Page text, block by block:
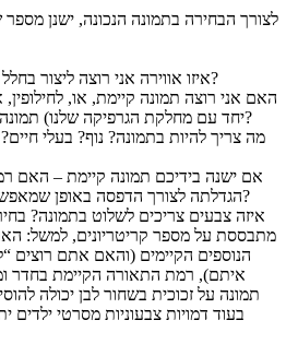
לצורך הבחירה בתמונה הנכונה, ישנן
איזו אווירה אני רוצה ליצור בחלל בו תמצא הזכוכית המודפסת?
האם אני רוצה תמונה קיימת, או, לחילופין,
יחד עם מחלקת הגרפיקה שלנו) תמונה/דוגמת הדפסה משל עצמכם?
מה צריך להיות בתמונה? נוף? בעלי
אם ישנה בידיכם תמונה קיימת – האם
הגדלתה לצורך הדפסה באופן שמאפשר קבלת תוצאה חדה מספיק?
איזה צבעים צריכים לשלוט בתמונה?
מתבססת על מספר קריטריונים, למשל:
הנוספים הקיימים (והאם אתם רוצים
איתם), רמת התאורה הקיימת בחדר
תמונה על זכוכית בשחור לבן יכולה
בעוד דמויות צבעוניות מסרטי ילדים